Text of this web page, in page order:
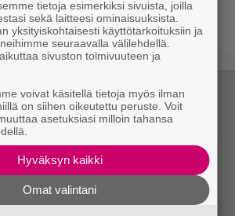
sisältöä
tietoja esimerkiksi sivuista, joilla
sekä laitteesi ominaisuuksista.
yksityiskohtaisesti käyttötarkoituksiin ja
seuraavalla välilehdellä.
sivuston toimivuuteen ja
voivat käsitellä tietoja myös ilman
on siihen oikeutettu peruste. Voit
asetuksiasi milloin tahansa
Hyväksyn kaikki
Omat valintani